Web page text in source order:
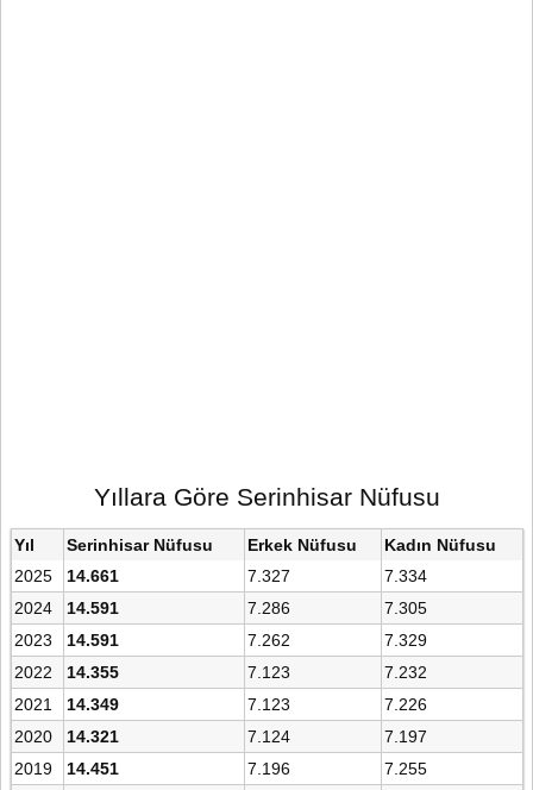
Yıllara Göre Serinhisar Nüfusu
Yıl Serinhisar Nüfusu Erkek Nüfusu
Kadın Nüfusu
2025
14.661 7.327
7.334
2024
14.591 7.286
7.305
2023
14.591 7.262
7.329
2022
14.355 7.123
7.232
2021
14.349 7.123
7.226
2020
14.321 7.124
7.197
2019
14.451 7.196
7.255